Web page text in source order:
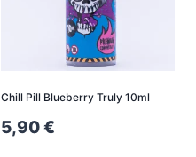
Chill Pill Blueberry Truly 10ml
5,90€